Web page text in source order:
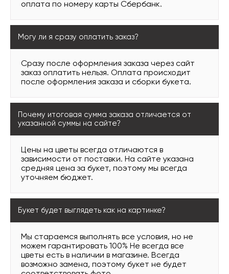
оплата по номеру карты Сбербанк.
Могу ли я сразу оплатить заказ?
Сразу после оформления заказа через сайт
заказ оплатить нельзя. Оплата происходит
после оформления заказа и сборки букета.
Почему итоговая сумма заказа отличается от
указанной суммы на сайте?
Цены на цветы всегда отличаются в
зависимости от поставки. На сайте указана
средняя цена за букет, поэтому мы всегда
уточняем бюджет.
Букет будет выглядеть как на картинке?
Мы стараемся выполнять все условия, но не
можем гарантировать 100% Не всегда все
цветы есть в наличии в магазине. Всегда
возможно замена, поэтому букет не будет